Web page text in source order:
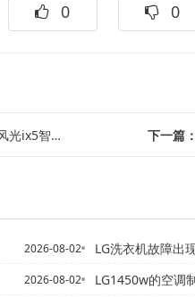
0 0
没电了怎... 下一篇：
2026-08-02
2026-08-02
LG洗衣机故障出
LG1450w的空调制冷电流多